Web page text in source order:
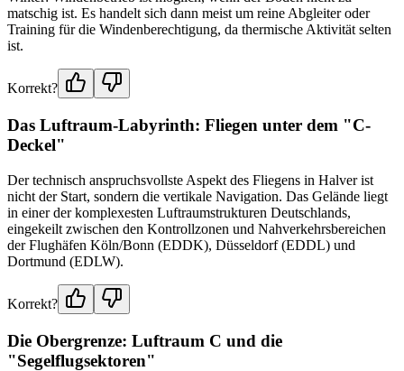
matschig ist. Es handelt sich dann meist um reine Abgleiter oder
Training für die Windenberechtigung, da thermische Aktivität selten
ist.
Korrekt?
Das Luftraum-Labyrinth: Fliegen unter dem "C-
Deckel"
Der technisch anspruchsvollste Aspekt des Fliegens in Halver ist
nicht der Start, sondern die vertikale Navigation. Das Gelände liegt
in einer der komplexesten Luftraumstrukturen Deutschlands,
eingekeilt zwischen den Kontrollzonen und Nahverkehrsbereichen
der Flughäfen Köln/Bonn (EDDK), Düsseldorf (EDDL) und
Dortmund (EDLW).
Korrekt?
Die Obergrenze: Luftraum C und die
"Segelflugsektoren"